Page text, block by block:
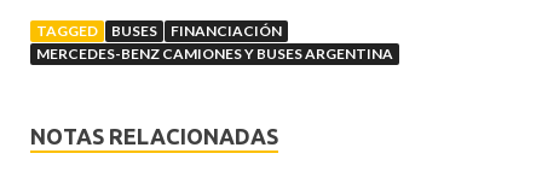
TAGGED BUSES
FINANCIACIÓN
MERCEDES-BENZ CAMIONES Y BUSES ARGENTINA
NOTAS RELACIONADAS